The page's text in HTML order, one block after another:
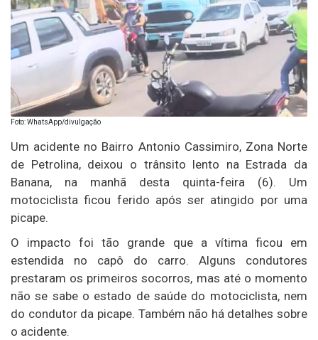
Foto: WhatsApp/divulgação
Um acidente no Bairro Antonio Cassimiro, Zona Norte
de Petrolina, deixou o trânsito lento na Estrada da
Banana, na manhã desta quinta-feira (6). Um
motociclista ficou ferido após ser atingido por uma
picape.
O impacto foi tão grande que a vítima ficou em
estendida no capô do carro. Alguns condutores
prestaram os primeiros socorros, mas até o momento
não se sabe o estado de saúde do motociclista, nem
do condutor da picape. Também não há detalhes sobre
o acidente.